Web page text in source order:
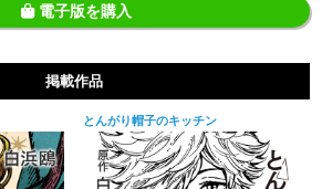
電子版を購入
掲載作品
とんがり帽子のキッチン